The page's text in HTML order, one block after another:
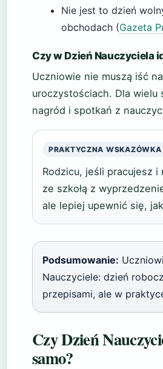
Nie jest to dzień
obchodach (Gazeta
Czy w Dzień Nauczyciela
Uczniowie nie muszą iść
uroczystościach. Dla wielu
nagród i spotkań z
PRAKTYCZNA WSKAZÓWKA
Rodzicu, jeśli pracujesz
ze szkołą z
ale lepiej upewnić się,
Podsumowanie:
Nauczyciele: dzień
przepisami, ale w
Czy Dzień
samo?